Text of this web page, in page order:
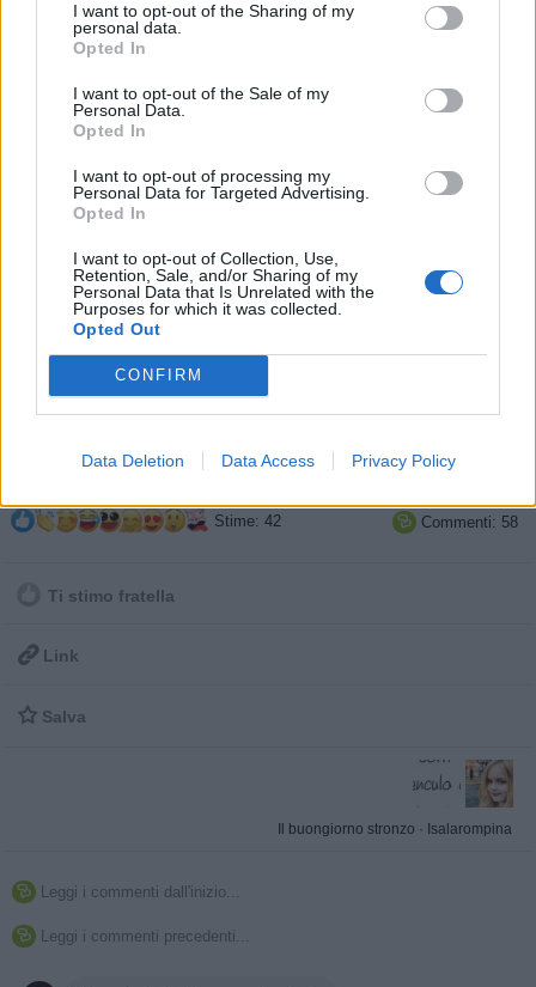
I want to opt-out of the Sharing of my
personal data.
Opted In
I want to opt-out of the Sale of my
Personal Data.
Opted In
I want to opt-out of processing my
Personal Data for Targeted Advertising.
Opted In
I want to opt-out of Collection, Use,
Retention, Sale, and/or Sharing of my
Personal Data that Is Unrelated with the
Purposes for which it was collected.
Opted Out
CONFIRM
Data Deletion Data Access Privacy Policy
Stime: 42  Commenti: 58
Ti stimo fratella
 Link
 Salva
Il buongiorno stronzo · Isalarompina
 Leggi i commenti dall'inizio...
 Leggi i commenti precedenti...